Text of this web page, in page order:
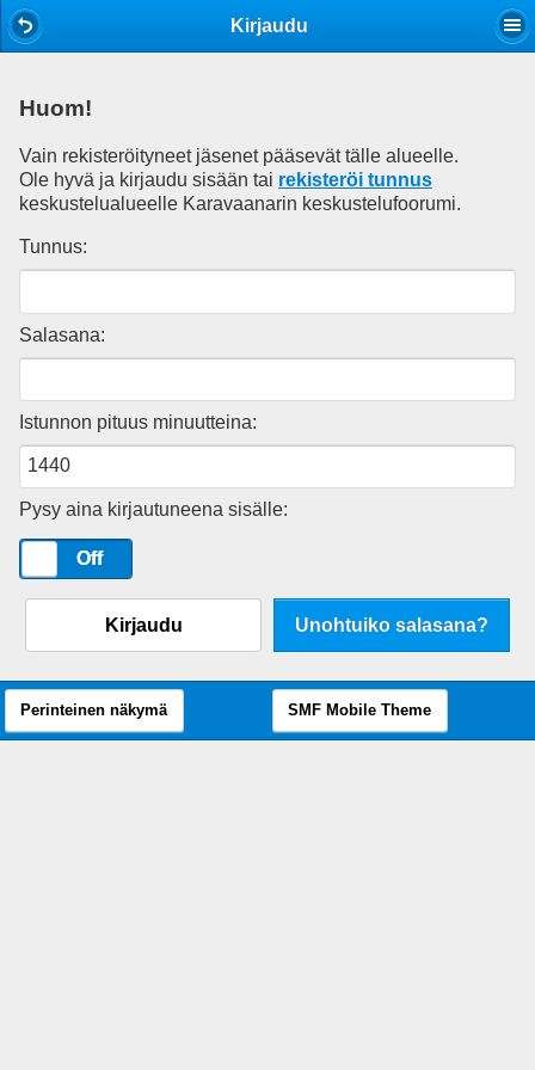
Kirjaudu
Huom!
Vain rekisteröityneet jäsenet pääsevät tälle alueelle.
Ole hyvä ja kirjaudu sisään tai rekisteröi tunnus
keskustelualueelle Karavaanarin keskustelufoorumi.
Tunnus:
Salasana:
Istunnon pituus minuutteina:
Pysy aina kirjautuneena sisälle:
Off
Kirjaudu Unohtuiko salasana?
Perinteinen näkymä SMF Mobile Theme